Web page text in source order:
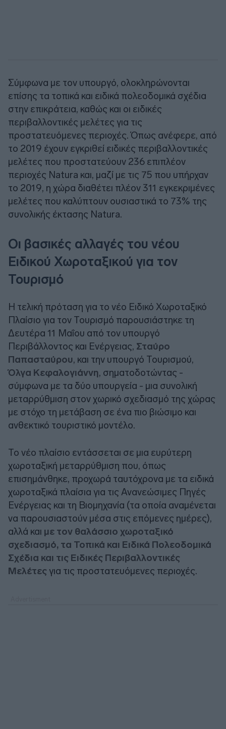
Σύμφωνα με τον υπουργό, ολοκληρώνονται
επίσης τα τοπικά και ειδικά πολεοδομικά σχέδια
στην επικράτεια, καθώς και οι ειδικές
περιβαλλοντικές μελέτες για τις
προστατευόμενες περιοχές. Όπως ανέφερε, από
το 2019 έχουν εγκριθεί ειδικές περιβαλλοντικές
μελέτες που προστατεύουν 236 επιπλέον
περιοχές Natura και, μαζί με τις 75 που υπήρχαν
το 2019, η χώρα διαθέτει πλέον 311 εγκεκριμένες
μελέτες που καλύπτουν ουσιαστικά το 73% της
συνολικής έκτασης Natura.
Οι βασικές αλλαγές του νέου
Ειδικού Χωροταξικού για τον
Τουρισμό
Η τελική πρόταση για το νέο Ειδικό Χωροταξικό
Πλαίσιο για τον Τουρισμό παρουσιάστηκε τη
Δευτέρα 11 Μαΐου από τον υπουργό
Περιβάλλοντος και Ενέργειας, Σταύρο
Παπασταύρου, και την υπουργό Τουρισμού,
Όλγα Κεφαλογιάννη, σηματοδοτώντας -
σύμφωνα με τα δύο υπουργεία - μια συνολική
μεταρρύθμιση στον χωρικό σχεδιασμό της χώρας
με στόχο τη μετάβαση σε ένα πιο βιώσιμο και
ανθεκτικό τουριστικό μοντέλο.
Το νέο πλαίσιο εντάσσεται σε μια ευρύτερη
χωροταξική μεταρρύθμιση που, όπως
επισημάνθηκε, προχωρά ταυτόχρονα με τα ειδικά
χωροταξικά πλαίσια για τις Ανανεώσιμες Πηγές
Ενέργειας και τη Βιομηχανία (τα οποία αναμένεται
να παρουσιαστούν μέσα στις επόμενες ημέρες),
αλλά και με τον θαλάσσιο χωροταξικό
σχεδιασμό, τα Τοπικά και Ειδικά Πολεοδομικά
Σχέδια και τις Ειδικές Περιβαλλοντικές
Μελέτες για τις προστατευόμενες περιοχές.